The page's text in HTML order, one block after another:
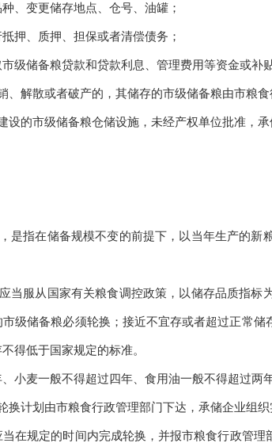
、变更储存地点、仓号、油罐；
押、质押、担保或者清偿债务；
级储备粮贷款和贷款利息、管理费用等资金或补贴
、解散或者破产的，其储存的市级储备粮由市粮
设的市级储备粮仓储设施，未经产权单位批准，承
是指在储备规模不变的前提下，以当年生产的
当服从国家有关粮食调控政策，以储存品质指标
级储备粮必须轮换；接近不宜存或者超过正常
得低于国家规定的标准。
小麦一般不得超过四年、食用油一般不得超过两年
换计划由市粮食行政管理部门下达，承储企业组织
在规定的时间内完成轮换，并报市粮食行政管